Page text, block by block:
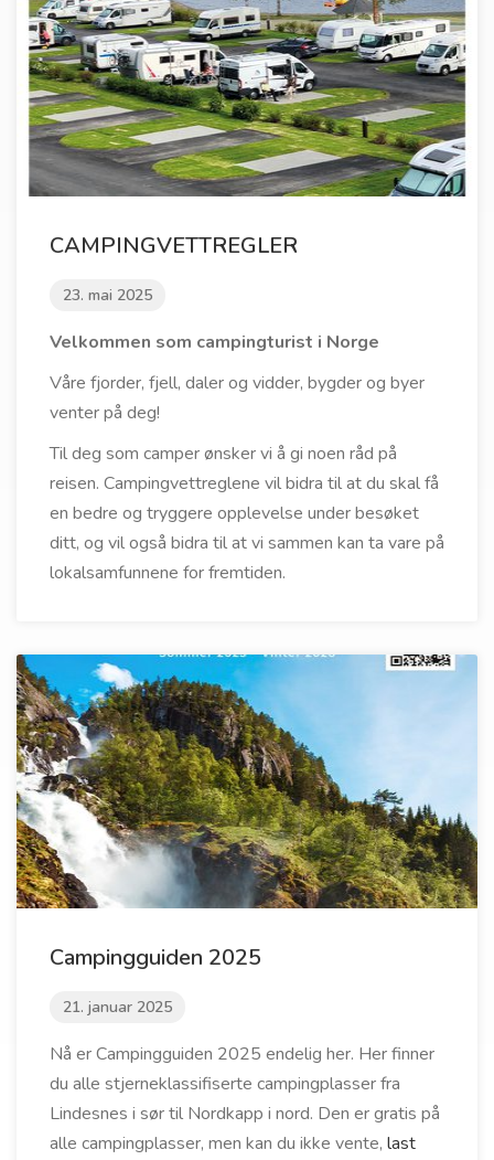
CAMPINGVETTREGLER
23. mai 2025
Velkommen som campingturist i Norge
Våre fjorder, fjell, daler og vidder, bygder og byer
venter på deg!
Til deg som camper ønsker vi å gi noen råd på
reisen. Campingvettreglene vil bidra til at du skal få
en bedre og tryggere opplevelse under besøket
ditt, og vil også bidra til at vi sammen kan ta vare på
lokalsamfunnene for fremtiden.
Campingguiden 2025
21. januar 2025
Nå er Campingguiden 2025 endelig her. Her finner
du alle stjerneklassifiserte campingplasser fra
Lindesnes i sør til Nordkapp i nord. Den er gratis på
alle campingplasser, men kan du ikke vente, last